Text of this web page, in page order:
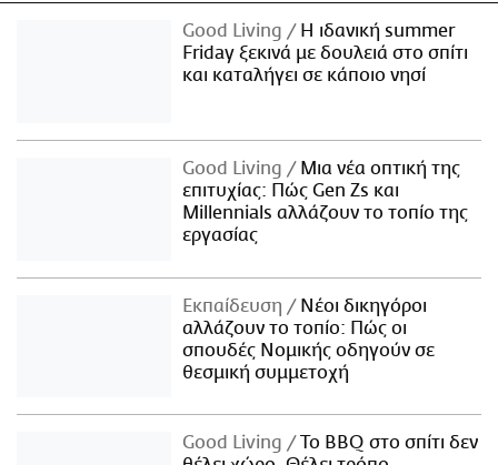
Good Living
Η ιδανική summer
Friday ξεκινά με δουλειά στο σπίτι
και καταλήγει σε κάποιο νησί
Good Living
Μια νέα οπτική της
επιτυχίας: Πώς Gen Zs και
Millennials αλλάζουν το τοπίο της
εργασίας
Εκπαίδευση
Νέοι δικηγόροι
αλλάζουν το τοπίο: Πώς οι
σπουδές Νομικής οδηγούν σε
θεσμική συμμετοχή
Good Living
Το BBQ στο σπίτι δεν